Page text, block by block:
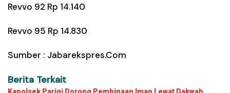
Revvo 92 Rp 14.140
Revvo 95 Rp 14.830
Sumber : Jabarekspres.Com
Berita Terkait
Kapolsek Parigi Dorong Pembinaan Iman Lewat Dakwah